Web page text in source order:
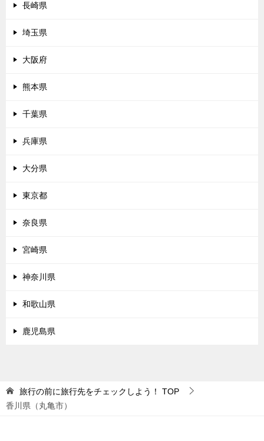
長崎県
埼玉県
大阪府
熊本県
千葉県
兵庫県
大分県
東京都
奈良県
宮崎県
神奈川県
和歌山県
鹿児島県
旅行の前に旅行先をチェックしよう！
TOP
香川県（丸亀市）